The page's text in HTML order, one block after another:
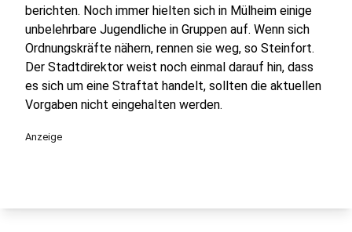
berichten. Noch immer hielten sich in Mülheim einige
unbelehrbare Jugendliche in Gruppen auf. Wenn sich
Ordnungskräfte nähern, rennen sie weg, so Steinfort.
Der Stadtdirektor weist noch einmal darauf hin, dass
es sich um eine Straftat handelt, sollten die aktuellen
Vorgaben nicht eingehalten werden.
Anzeige